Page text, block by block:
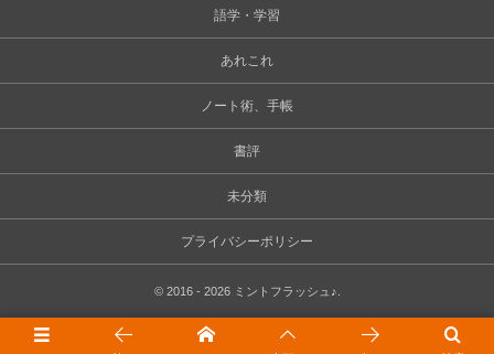
語学・学習
あれこれ
ノート術、手帳
書評
未分類
プライバシーポリシー
© 2016 - 2026 ミントフラッシュ♪